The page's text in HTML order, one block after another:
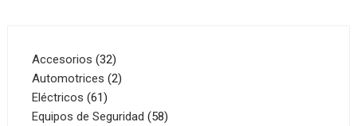
Accesorios 3232
productos
Automotrices 22
Eléctricos 6161
productos
Equipos de Seguridad 5858